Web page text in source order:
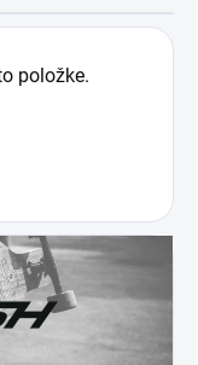
položke.